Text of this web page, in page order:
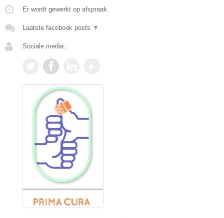
Er wordt gewerkt op afspraak.
Laatste facebook posts ▼
Sociale media: